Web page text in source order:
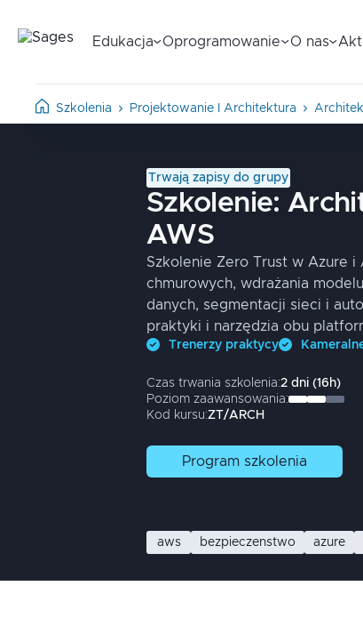
Edukacja Oprogramowanie O nas
Szkolenia Projektowanie I Architektura
Trwają zapisy do grupy
Szkolenie:
AWS
Szkolenie Zero Trust w Azure
chmurowych, wdrażania
danych, segmentacji sieci i
praktyki i narzędzia obu
Trenerzy praktycy
Czas trwania szkolenia:2 dni (16 h)
Poziom zaawansowania:
Kod kursu:ZT/ARCH
Program szkolenia
aws bezpieczenstwo azure